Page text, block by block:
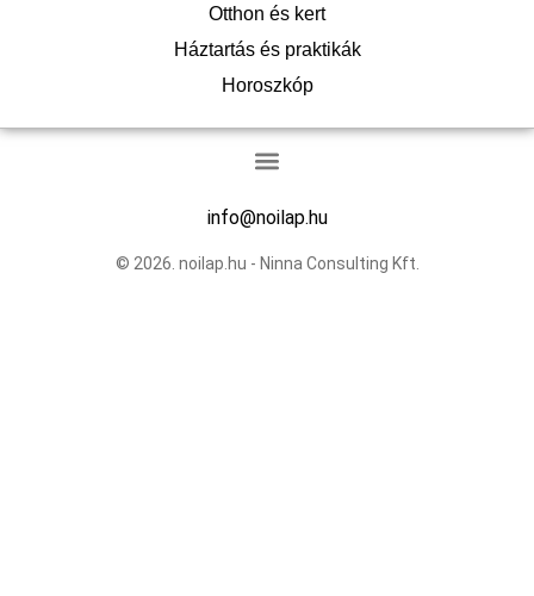
Otthon és kert
Háztartás és praktikák
Horoszkóp
info@noilap.hu
© 2026. noilap.hu - Ninna Consulting Kft.